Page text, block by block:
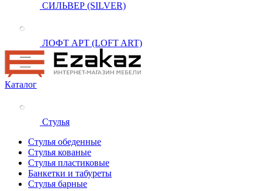
СИЛЬВЕР (SILVER)
ЛОФТ АРТ (LOFT ART)
Каталог
Стулья
Стулья обеденные
Стулья кованые
Стулья пластиковые
Банкетки и табуреты
Стулья барные